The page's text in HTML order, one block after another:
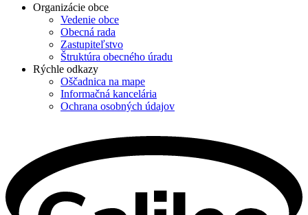
Organizácie obce
Vedenie obce
Obecná rada
Zastupiteľstvo
Štruktúra obecného úradu
Rýchle odkazy
Oščadnica na mape
Informačná kancelária
Ochrana osobných údajov